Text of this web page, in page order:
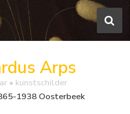
Arps
• kunstschilder
1938 Oosterbeek